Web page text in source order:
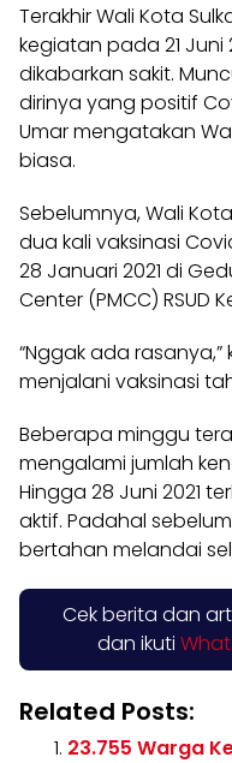
Terakhir Wali Kota
kegiatan pada 21 Juni
dikabarkan sakit.
dirinya yang positif
Umar mengatakan
biasa.
Sebelumnya, Wali
dua kali vaksinasi
28 Januari 2021 di
Center (PMCC) RSUD
“Nggak ada
menjalani vaksinasi
Beberapa minggu
mengalami jumlah
Hingga 28 Juni 2021
aktif. Padahal
bertahan melandai
Cek berita dan
dan ikuti
Related Posts:
23.755 Warga